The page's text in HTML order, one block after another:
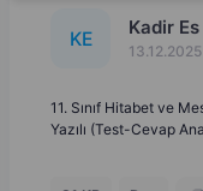
KE Kadir Es
13.12.2025
11. Sınıf Hitabet ve
Yazılı (Test-Cevap